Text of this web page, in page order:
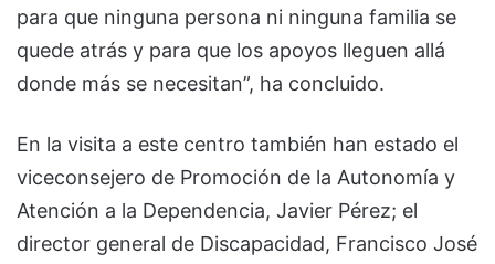
para que ninguna persona ni ninguna familia se
quede atrás y para que los apoyos lleguen allá
donde más se necesitan”, ha concluido.
En la visita a este centro también han estado el
viceconsejero de Promoción de la Autonomía y
Atención a la Dependencia, Javier Pérez; el
director general de Discapacidad, Francisco José